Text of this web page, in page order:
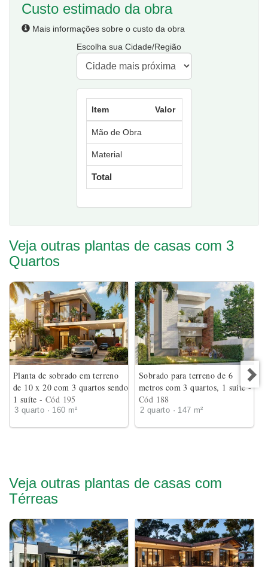
Custo estimado da obra
Mais informações sobre o custo da obra
Escolha sua Cidade/Região
Item Valor
Mão de Obra
Material
Total
Veja outras plantas de casas com 3
Quartos
Planta de sobrado em terreno
de 10 x 20 com 3 quartos sendo
1 suíte- Cód 195
3 quarto · 160 m²
Sobrado para terreno de 6
metros com 3 quartos, 1 suite-
Cód 188
2 quarto · 147 m²
Veja outras plantas de casas com
Térreas